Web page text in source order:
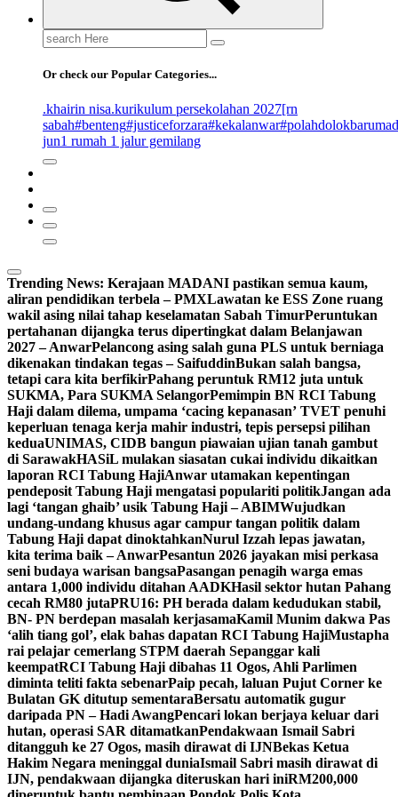
Search
for:
Or check our Popular Categories...
.khairin nisa.kurikulum persekolahan 2027[rn
sabah#benteng#justiceforzara#kekalanwar
jun1 rumah 1 jalur gemilang
Trending News: Kerajaan MADANI pastikan semua kaum,
aliran pendidikan terbela – PMXLawatan ke ESS Zone ruang
wakil asing nilai tahap keselamatan Sabah TimurPeruntukan
pertahanan dijangka terus dipertingkat dalam Belanjawan
2027 – AnwarPelancong asing salah guna PLS untuk berniaga
dikenakan tindakan tegas – SaifuddinBukan salah bangsa,
tetapi cara kita berfikirPahang peruntuk RM12 juta untuk
SUKMA, Para SUKMA SelangorPemimpin BN RCI Tabung
Haji dalam dilema, umpama ‘cacing kepanasan’ TVET penuhi
keperluan tenaga kerja mahir industri, tepis persepsi pilihan
keduaUNIMAS, CIDB bangun piawaian ujian tanah gambut
di SarawakHASiL mulakan siasatan cukai individu dikaitkan
laporan RCI Tabung HajiAnwar utamakan kepentingan
pendeposit Tabung Haji mengatasi populariti politikJangan ada
lagi ‘tangan ghaib’ usik Tabung Haji – ABIMWujudkan
undang-undang khusus agar campur tangan politik dalam
Tabung Haji dapat dinoktahkanNurul Izzah lepas jawatan,
kita terima baik – AnwarPesantun 2026 jayakan misi perkasa
seni budaya warisan bangsaPasangan penagih warga emas
antara 1,000 individu ditahan AADKHasil sektor hutan Pahang
cecah RM80 jutaPRU16: PH berada dalam kedudukan stabil,
BN- PN berdepan masalah kerjasamaKamil Munim dakwa Pas
‘alih tiang gol’, elak bahas dapatan RCI Tabung HajiMustapha
rai pelajar cemerlang STPM daerah Sepanggar kali
keempatRCI Tabung Haji dibahas 11 Ogos, Ahli Parlimen
diminta teliti fakta sebenarPaip pecah, laluan Pujut Corner ke
Bulatan GK ditutup sementaraBersatu automatik gugur
daripada PN – Hadi AwangPencari lokan berjaya keluar dari
hutan, operasi SAR ditamatkanPendakwaan Ismail Sabri
ditangguh ke 27 Ogos, masih dirawat di IJNBekas Ketua
Hakim Negara meninggal duniaIsmail Sabri masih dirawat di
IJN, pendakwaan dijangka diteruskan hari iniRM200,000